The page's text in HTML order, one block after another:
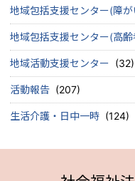
地域包括支援センター(障
地域包括支援センター(高齢
地域活動支援センター (32)
活動報告 (207)
生活介護・日中一時 (124)